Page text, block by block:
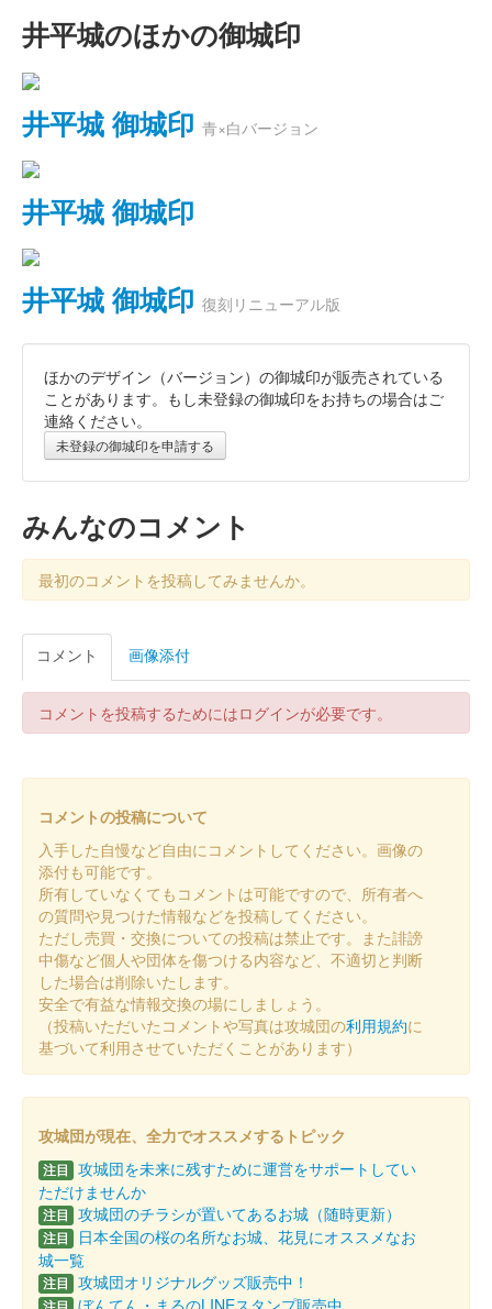
井平城のほかの御城印
井平城 御城印 青×白バージョン
井平城 御城印
井平城 御城印 復刻リニューアル版
ほかのデザイン（バージョン）の御城印が販売されている
ことがあります。もし未登録の御城印をお持ちの場合はご
連絡ください。
未登録の御城印を申請する
みんなのコメント
最初のコメントを投稿してみませんか。
コメント 画像添付
コメントを投稿するためにはログインが必要です。
コメントの投稿について
入手した自慢など自由にコメントしてください。画像の
添付も可能です。
所有していなくてもコメントは可能ですので、所有者へ
の質問や見つけた情報などを投稿してください。
ただし売買・交換についての投稿は禁止です。また誹謗
中傷など個人や団体を傷つける内容など、不適切と判断
した場合は削除いたします。
安全で有益な情報交換の場にしましょう。
（投稿いただいたコメントや写真は攻城団の利用規約に
基づいて利用させていただくことがあります）
攻城団が現在、全力でオススメするトピック
注目 攻城団を未来に残すために運営をサポートしてい
ただけませんか
注目 攻城団のチラシが置いてあるお城（随時更新）
注目
日本全国の桜の名所なお城、花見にオススメなお
城一覧
注目 攻城団オリジナルグッズ販売中！